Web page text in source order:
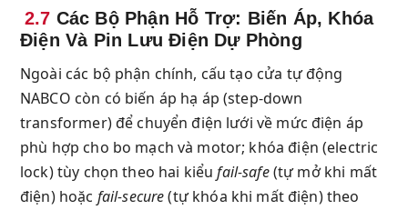
2.7 Các Bộ Phận Hỗ Trợ: Biến Áp, Khóa
Điện Và Pin Lưu Điện Dự Phòng
Ngoài các bộ phận chính, cấu tạo cửa tự động
NABCO còn có biến áp hạ áp (step-down
transformer) để chuyển điện lưới về mức điện áp
phù hợp cho bo mạch và motor; khóa điện (electric
lock) tùy chọn theo hai kiểufail-safe(tự mở khi mất
điện) hoặc fail-secure(tự khóa khi mất điện) theo